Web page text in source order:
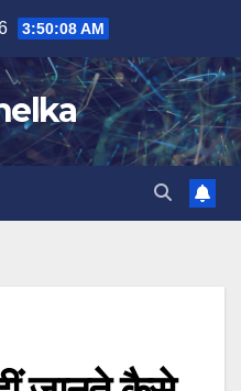
3:50:09 AM